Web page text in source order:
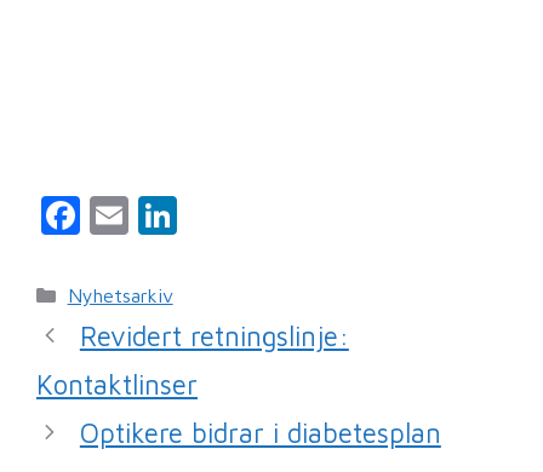
F
c
e
b
o
o
E
ai
l
e
dI
n
Kategorier
Nyhetsarkiv
Revidert retningslinje:
Kontaktlinser
Optikere bidrar i diabetesplan